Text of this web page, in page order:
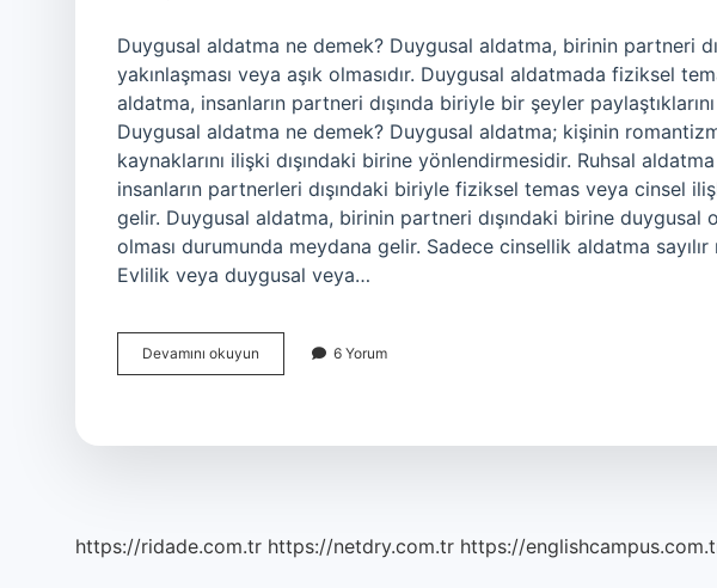
Duygusal aldatma ne demek? Duygusal aldatma, birinin partneri
yakınlaşması veya aşık olmasıdır. Duygusal aldatmada fiziksel
aldatma, insanların partneri dışında biriyle bir şeyler
Duygusal aldatma ne demek? Duygusal aldatma; kişinin
kaynaklarını ilişki dışındaki birine yönlendirmesidir. Ruhsal
insanların partnerleri dışındaki biriyle fiziksel temas veya cinsel
gelir. Duygusal aldatma, birinin partneri dışındaki birine duygusal
olması durumunda meydana gelir. Sadece cinsellik aldatma
Evlilik veya duygusal veya…
Devamını okuyun Duygusal
Sadakatsizlik
6 Yorum
https://ridade.com.tr https://netdry.com.tr https://